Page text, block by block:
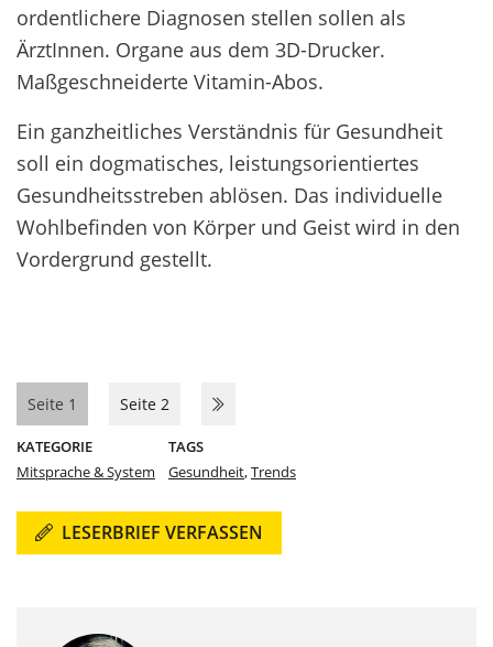
ordentlichere Diagnosen stellen sollen als
ÄrztInnen. Organe aus dem 3D-Drucker.
Maßgeschneiderte Vitamin-Abos.
Ein ganzheitliches Verständnis für Gesundheit
soll ein dogmatisches, leistungsorientiertes
Gesundheitsstreben ablösen. Das individuelle
Wohlbefinden von Körper und Geist wird in den
Vordergrund gestellt.
Seite 1 Seite 2
KATEGORIE
Mitsprache & System
TAGS
Gesundheit,Trends
LESERBRIEF VERFASSEN